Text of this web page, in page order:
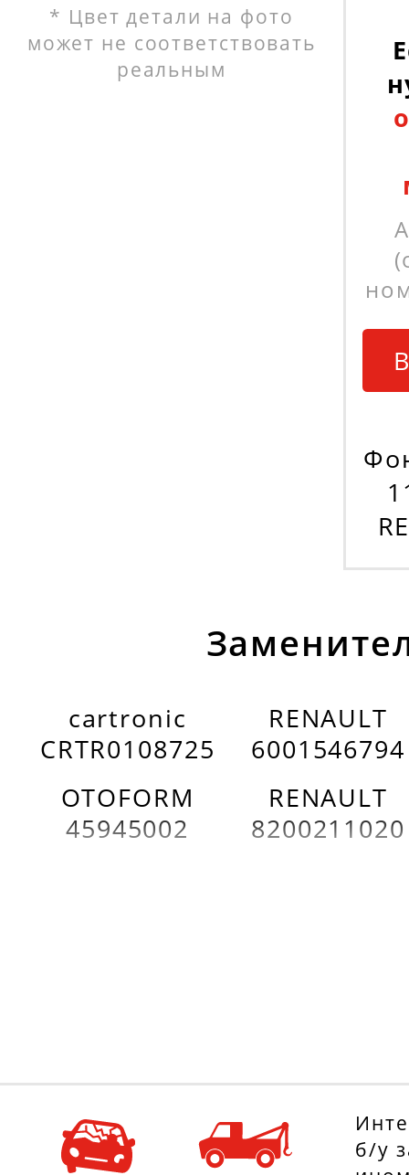
* Цвет детали на фото
может не соответствовать
реальным
cartronic
CRTR0108725
OTOFORM
45945002
RENAULT
6001546794
RENAULT
8200211020
б/у